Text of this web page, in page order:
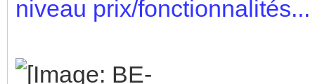
niveau prix/fonctionnalités...